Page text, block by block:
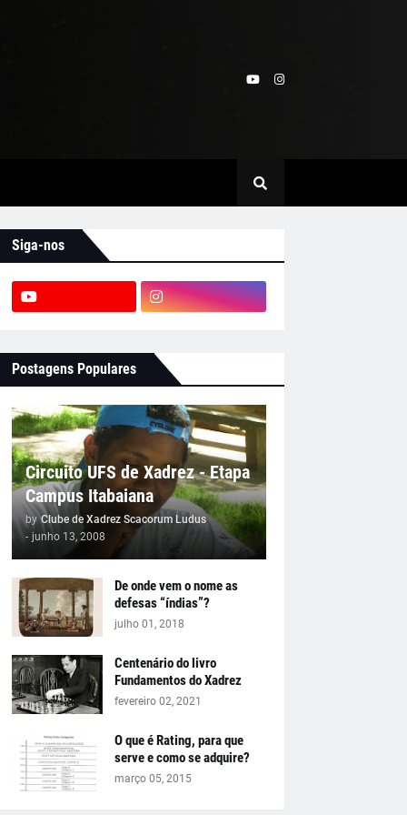
Siga-nos
Postagens Populares
Circuito UFS de Xadrez - Etapa
Campus Itabaiana
by Clube de Xadrez Scacorum Ludus
- junho 13, 2008
De onde vem o nome as
defesas “índias”?
julho 01, 2018
Centenário do livro
Fundamentos do Xadrez
fevereiro 02, 2021
O que é Rating, para que
serve e como se adquire?
março 05, 2015